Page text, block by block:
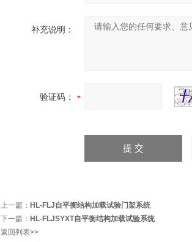
补充说明：
验证码：
上一篇： HL-FLJ自平衡结构加载试验门架系统
下一篇： HL-FLJSYXT自平衡结构加载试验系统
返回列表>>